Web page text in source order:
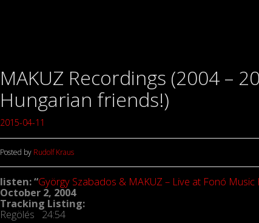
MAKUZ Recordings (2004 –
Hungarian friends!)
2015-04-11
Posted by Rudolf Kraus
listen: “György Szabados & MAKUZ – Live at Fonó
October 2, 2004
Tracking Listing:
Regölés 24:54